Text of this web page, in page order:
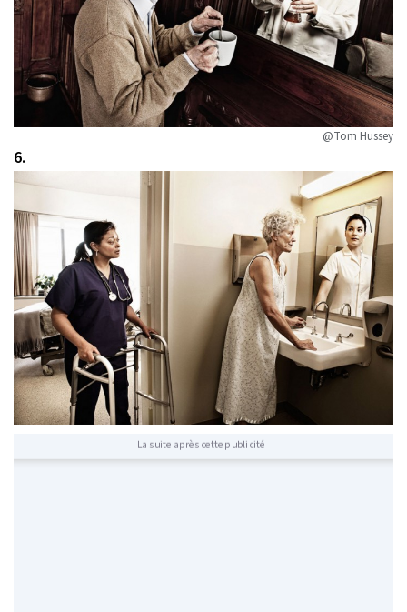
@Tom Hussey
6.
La suite après cette publicité